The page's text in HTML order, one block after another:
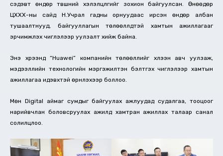
сэдэвт өндөр түвшний хэлэлцүүлгийг зохион байгуулсан. Өнөөдөр
ЦХХХ-ны сайд Н.Учрал гадны орнуудаас ирсэн өндөр албан
тушаалтнууд, байгууллагын төлөөллүүдтэй хамтын ажиллагааг
эрчимжүүлэх чиглэлээр уулзалт хийж байна.
Энэ хүрээнд “Huawei” компанийн төлөөллийг хүлээн авч уулзаж,
мэдээллийн технологийн мэргэжилтэн бэлтгэх чиглэлээр хамтын
ажиллагаа идэвхтэй өрнүүлэхээр боллоо.
Мөн Digital аймаг сумдыг байгуулах ажлуудад судалгаа, тооцоог
нарийвчлан боловсруулах ажилд хамтран ажиллах талаар санал
солилцлоо.